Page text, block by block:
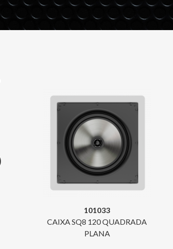
101033
CAIXA SQ8 120 QUADRADA
PLANA